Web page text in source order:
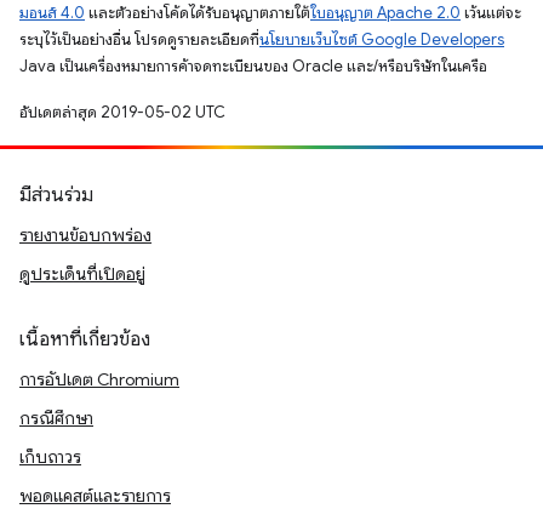
มอนส์ 4.0 และตัวอย่างโค้ดได้รับอนุญาตภายใต้ใบอนุญาต Apache 2.0 เว้นแต่จะ
ระบุไว้เป็นอย่างอื่น โปรดดูรายละเอียดที่นโยบายเว็บไซต์ Google Developers
Java เป็นเครื่องหมายการค้าจดทะเบียนของ Oracle และ/หรือบริษัทในเครือ
อัปเดตล่าสุด 2019-05-02 UTC
มีส่วนร่วม
รายงานข้อบกพร่อง
ดูประเด็นที่เปิดอยู่
เนื้อหาที่เกี่ยวข้อง
การอัปเดต Chromium
กรณีศึกษา
เก็บถาวร
พอดแคสต์และรายการ